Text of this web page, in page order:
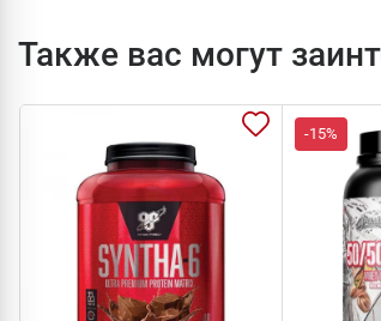
Также вас могут
-15%